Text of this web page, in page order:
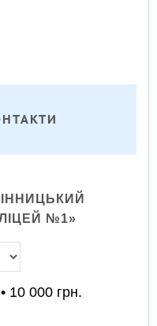
№1»
• 10 000 грн.